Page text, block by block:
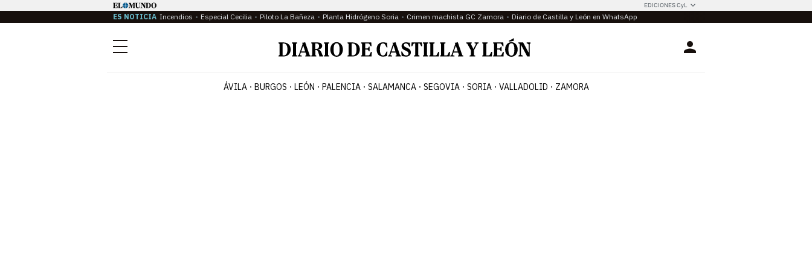
EDICIONES CyL
ES NOTICIA Incendios Especial Cecilia Piloto La Bañeza Planta Hidrógeno Soria Crimen machista GC Zamora Diario de Castilla y León en WhatsApp
Menú Login
ÁVILA BURGOS LEÓN PALENCIA SALAMANCA SEGOVIA SORIA VALLADOLID ZAMORA